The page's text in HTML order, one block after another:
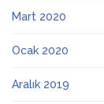
Mart 2020
Ocak 2020
Aralık 2019